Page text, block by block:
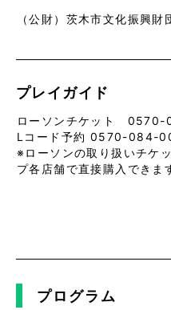
（公財）茨木市文化振興
プレイガイド
ローソンチケット 0570-
Lコード予約 0570-084-
※ローソンの取り扱いチケ
プ各店舗で直接購入できま
プログラム